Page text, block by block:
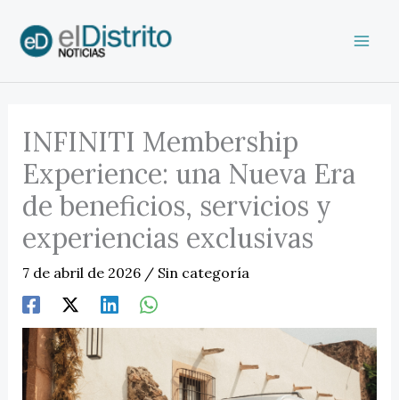
contenido
INFINITI Membership
Experience: una Nueva Era
de beneficios, servicios y
experiencias exclusivas
7 de abril de 2026 / Sin categoría